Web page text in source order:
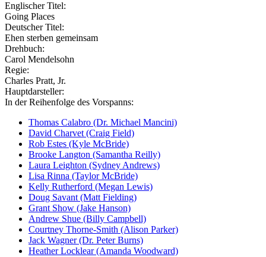
Englischer Titel:
Going Places
Deutscher Titel:
Ehen sterben gemeinsam
Drehbuch:
Carol Mendelsohn
Regie:
Charles Pratt, Jr.
Hauptdarsteller:
In der Reihenfolge des Vorspanns:
Thomas Calabro (Dr. Michael Mancini)
David Charvet (Craig Field)
Rob Estes (Kyle McBride)
Brooke Langton (Samantha Reilly)
Laura Leighton (Sydney Andrews)
Lisa Rinna (Taylor McBride)
Kelly Rutherford (Megan Lewis)
Doug Savant (Matt Fielding)
Grant Show (Jake Hanson)
Andrew Shue (Billy Campbell)
Courtney Thorne-Smith (Alison Parker)
Jack Wagner (Dr. Peter Burns)
Heather Locklear (Amanda Woodward)